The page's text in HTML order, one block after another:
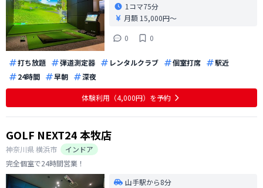
1コマ75分
月額 15,000円〜
0
0
打ち放題 弾道測定器 レンタルクラブ 個室打席
駅近
24時間
早朝 深夜
体験利用（4,000円）を予約
GOLF NEXT24 本牧店
神奈川県横浜市
インドア
完全個室で24時間営業！
山手駅から8分